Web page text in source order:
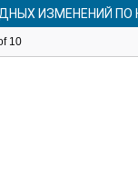
ИЗМЕНЕНИЙ